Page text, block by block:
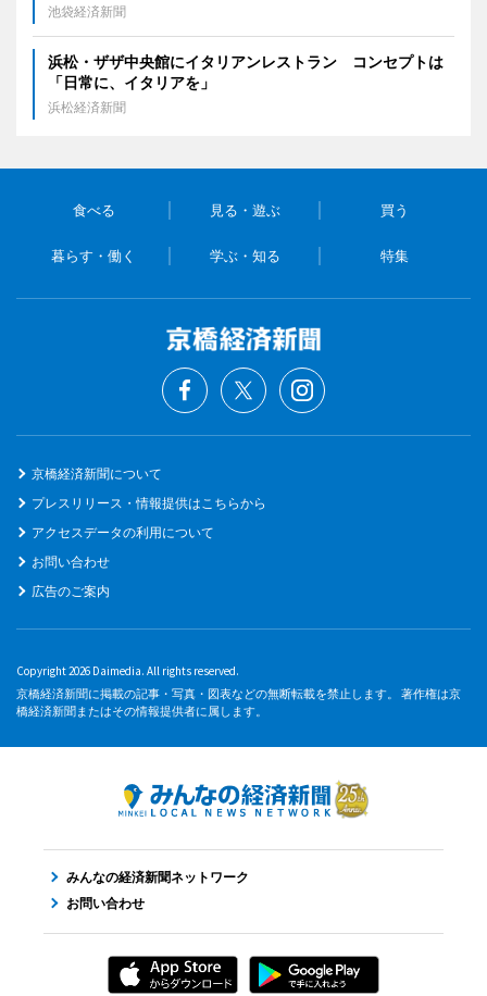
池袋経済新聞
浜松・ザザ中央館にイタリアンレストラン コンセプトは
「日常に、イタリアを」
浜松経済新聞
食べる 見る・遊ぶ 買う
暮らす・働く 学ぶ・知る 特集
京橋経済新聞について
プレスリリース・情報提供はこちらから
アクセスデータの利用について
お問い合わせ
広告のご案内
Copyright 2026 Daimedia. All rights reserved.
京橋経済新聞に掲載の記事・写真・図表などの無断転載を禁止します。 著作権は京
橋経済新聞またはその情報提供者に属します。
みんなの経済新聞ネットワーク
お問い合わせ